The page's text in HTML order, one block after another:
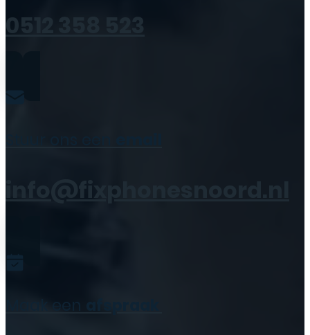
0512 358 523
info@fixphonesnoord.nl